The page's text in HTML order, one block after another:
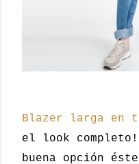
Blazer larga en
el look completo!
buena opción